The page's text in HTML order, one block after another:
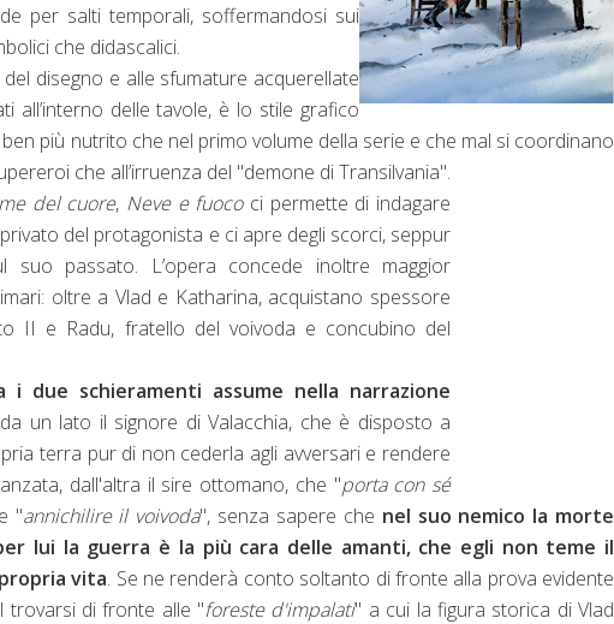
per salti temporali, soffermandosi sui
che didascalici.
disegno e alle sfumature acquerellate
all’interno delle tavole, è lo stile grafico
più nutrito che nel primo volume della serie e che mal si coordinano
che all’irruenza del "demone di Transilvania".
del cuore, Neve e fuococi permette di indagare
del protagonista e ci apre degli scorci, seppur
suo passato. L’opera concede inoltre maggior
oltre a Vlad e Katharina, acquistano spessore
II e Radu, fratello del voivoda e concubino del
i due schieramenti assume nella narrazione
un lato il signore di Valacchia, che è disposto a
terra pur di non cederla agli avversari e rendere
dall'altra il sire ottomano, che "porta con sé
"annichilire il voivoda", senza sapere che nel suo nemico la morte
lui la guerra è la più cara delle amanti, che egli non teme il
vita. Se ne renderà conto soltanto di fronte alla prova evidente
trovarsi di fronte alle "foreste d'impalati" a cui la figura storica di Vlad